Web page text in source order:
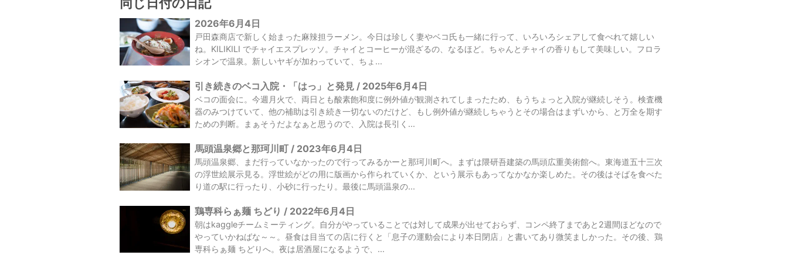
同じ日付の日記
2026年6月4日
戸田森商店で新しく始まった麻辣担ラーメン。今日は珍しく妻やベコ氏も一緒に行って、いろいろシェアして食べれて嬉しい
ね。KILIKILI でチャイエスプレッソ。チャイとコーヒーが混ざるの、なるほど。ちゃんとチャイの香りもして美味しい。フロラ
シオンで温泉。新しいヤギが加わっていて、ちょ...
引き続きのベコ入院・「はっ」と発見 / 2025年6月4日
ベコの面会に。今週月火で、両日とも酸素飽和度に例外値が観測されてしまったため、もうちょっと入院が継続しそう。検査機
器のみつけていて、他の補助は引き続き一切ないのだけど、もし例外値が継続しちゃうとその場合はまずいから、と万全を期す
ための判断。まぁそうだよなぁと思うので、入院は長引く...
馬頭温泉郷と那珂川町 / 2023年6月4日
馬頭温泉郷、まだ行っていなかったので行ってみるかーと那珂川町へ。まずは隈研吾建築の馬頭広重美術館へ。東海道五十三次
の浮世絵展示見る。浮世絵がどの用に版画から作られていくか、という展示もあってなかなか楽しめた。その後はそばを食べた
り道の駅に行ったり、小砂に行ったり。最後に馬頭温泉の...
鶏専科らぁ麺 ちどり / 2022年6月4日
朝はkaggleチームミーティング。自分がやっていることでは対して成果が出せておらず、コンペ終了まであと2週間ほどなので
やっていかねばな～～。昼食は目当ての店に行くと「息子の運動会により本日閉店」と書いてあり微笑ましかった。その後、鶏
専科らぁ麺 ちどりへ。夜は居酒屋になるようで、...